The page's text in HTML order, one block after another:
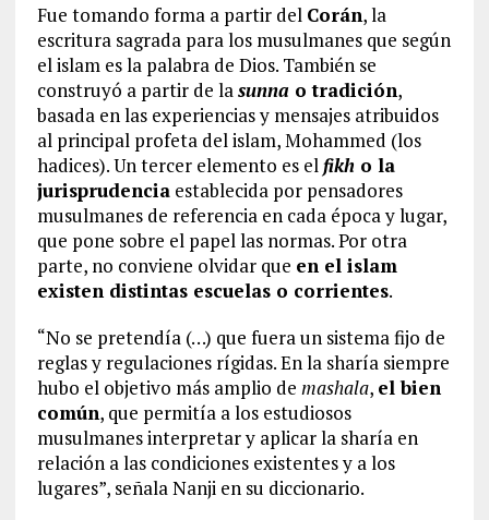
Fue tomando forma a partir del Corán, la
escritura sagrada para los musulmanes que según
el islam es la palabra de Dios. También se
construyó a partir de lasunnao tradición,
basada en las experiencias y mensajes atribuidos
al principal profeta del islam, Mohammed (los
hadices). Un tercer elemento es elfikh o la
jurisprudenciaestablecida por pensadores
musulmanes de referencia en cada época y lugar,
que pone sobre el papel las normas. Por otra
parte, no conviene olvidar que en el islam
existen distintas escuelas o corrientes.
“No se pretendía (…) que fuera un sistema fijo de
reglas y regulaciones rígidas. En la sharía siempre
hubo el objetivo más amplio de mashala, el bien
común, que permitía a los estudiosos
musulmanes interpretar y aplicar la sharía en
relación a las condiciones existentes y a los
lugares”, señala Nanji en su diccionario.